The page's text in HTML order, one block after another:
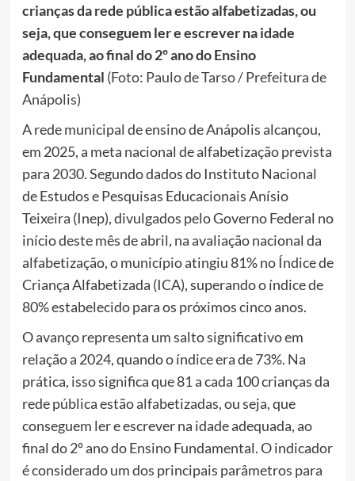
crianças da rede pública estão alfabetizadas, ou
seja, que conseguem ler e escrever na idade
adequada, ao final do 2º ano do Ensino
Fundamental (Foto: Paulo de Tarso / Prefeitura de
Anápolis)
A rede municipal de ensino de Anápolis alcançou,
em 2025, a meta nacional de alfabetização prevista
para 2030. Segundo dados do Instituto Nacional
de Estudos e Pesquisas Educacionais Anísio
Teixeira (Inep), divulgados pelo Governo Federal no
início deste mês de abril, na avaliação nacional da
alfabetização, o município atingiu 81% no Índice de
Criança Alfabetizada (ICA), superando o índice de
80% estabelecido para os próximos cinco anos.
O avanço representa um salto significativo em
relação a 2024, quando o índice era de 73%. Na
prática, isso significa que 81 a cada 100 crianças da
rede pública estão alfabetizadas, ou seja, que
conseguem ler e escrever na idade adequada, ao
final do 2º ano do Ensino Fundamental. O indicador
é considerado um dos principais parâmetros para